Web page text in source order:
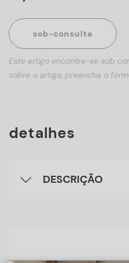
sob-consulta
Este artigo encontra-se sob
sobre o artigo, preencha o
detalhes
DESCRIÇÃO